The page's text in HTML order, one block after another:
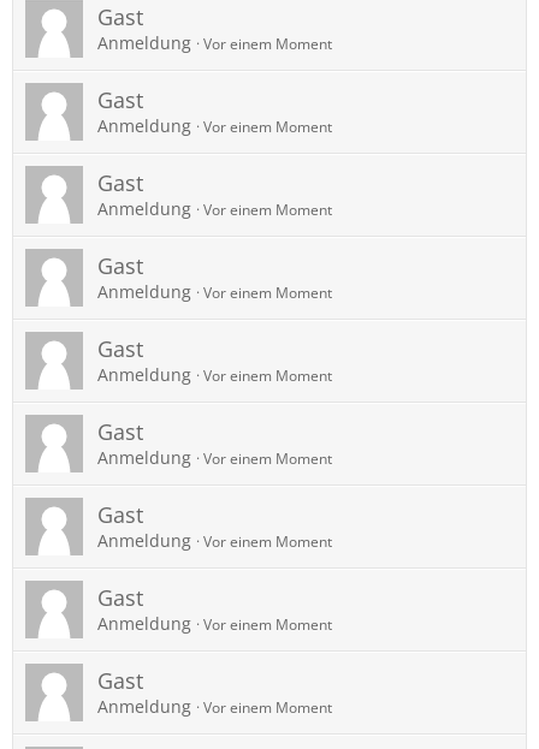
Gast
Anmeldung Vor einem Moment
Gast
Anmeldung Vor einem Moment
Gast
Anmeldung Vor einem Moment
Gast
Anmeldung Vor einem Moment
Gast
Anmeldung Vor einem Moment
Gast
Anmeldung Vor einem Moment
Gast
Anmeldung Vor einem Moment
Gast
Anmeldung Vor einem Moment
Gast
Anmeldung Vor einem Moment